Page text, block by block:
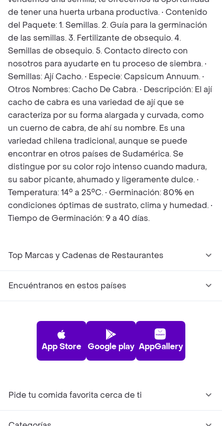
de tener una huerta urbana productiva. • Contenido
del Paquete: 1. Semillas. 2. Guía para la germinación
de las semillas. 3. Fertilizante de obsequio. 4.
Semillas de obsequio. 5. Contacto directo con
nosotros para ayudarte en tu proceso de siembra. •
Semillas: Ají Cacho. • Especie: Capsicum Annuum. •
Otros Nombres: Cacho De Cabra. • Descripción: El ají
cacho de cabra es una variedad de ají que se
caracteriza por su forma alargada y curvada, como
un cuerno de cabra, de ahí su nombre. Es una
variedad chilena tradicional, aunque se puede
encontrar en otros países de Sudamérica. Se
distingue por su color rojo intenso cuando madura,
su sabor picante, ahumado y ligeramente dulce. •
Temperatura: 14° a 25°C. • Germinación: 80% en
condiciones óptimas de sustrato, clima y humedad. •
Tiempo de Germinación: 9 a 40 días.
Top Marcas y Cadenas de Restaurantes
Encuéntranos en estos países
App Store Google play AppGallery
Pide tu comida favorita cerca de ti